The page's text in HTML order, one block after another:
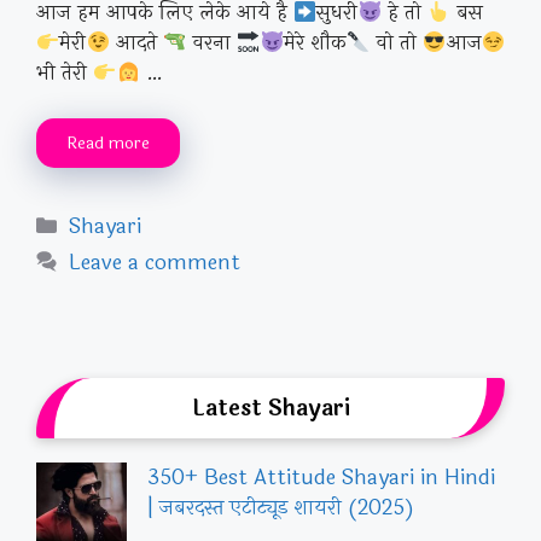
आज हम आपके लिए लेके आये है सुधरी हे तो
बस
मेरी
आदते वरना मेरे शौक वो तो
आज
भी तेरी
…
Read more
Categories
Shayari
Leave a comment
Latest Shayari
350+ Best Attitude Shayari in Hindi
| जबरदस्त एटीट्यूड शायरी (2025)